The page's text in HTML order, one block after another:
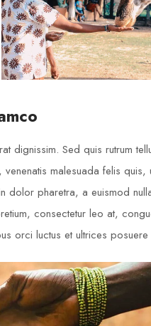
dignissim. Sed quis rutrum
malesuada felis
dolor pharetra, a euismod
consectetur leo at,
orci luctus et ultrices